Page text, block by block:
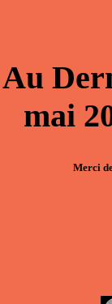
Au
mai
Merci